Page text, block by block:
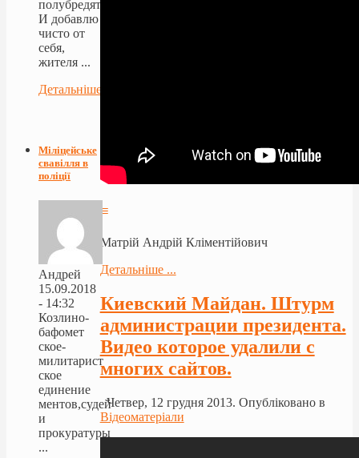
≡
Матрій Андрій Кліментійович
Детальніше ...
Киевский Майдан. Штурм
администрации президента.
Видео которое удалили с
многих сайтов.
Четвер, 12 грудня 2013. Опубліковано в
Відеоматеріали
полубредятину.
И добавлю
чисто от
себя,
жителя ...
Детальніше...
Міліцейське
свавілля в
поліції
Андрей
15.09.2018
- 14:32
Козлино-
бафомет
ское-
милитарист
ское
единение
ментов,судей
и
прокуратуры
...